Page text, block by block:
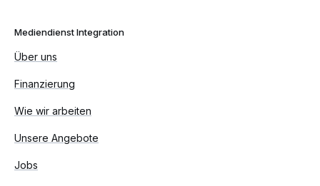
Mediendienst Integration
Über uns
Finanzierung
Wie wir arbeiten
Unsere Angebote
Jobs